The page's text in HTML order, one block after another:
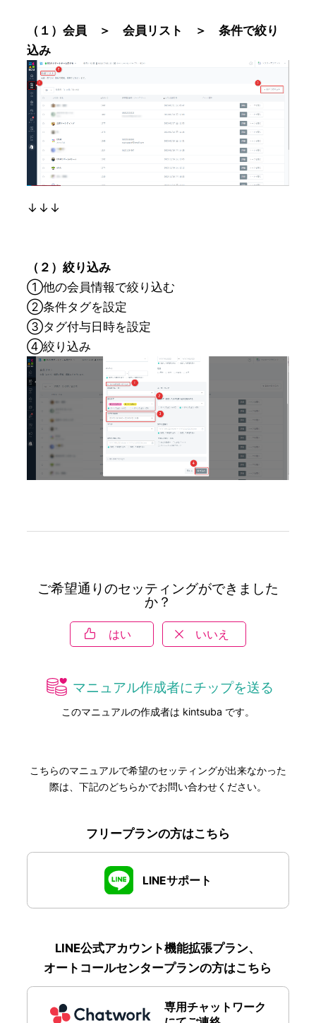
（１）会員　＞　会員リスト　＞　条件で絞り
込み
↓↓↓
（２）絞り込み
①他の会員情報で絞り込む
②条件タグを設定
③タグ付与日時を設定
④絞り込み
ご希望通りのセッティングができました
か？
はい いいえ
マニュアル作成者にチップを送る
このマニュアルの作成者は kintsuba です。
こちらのマニュアルで希望のセッティングが出来なかった
際は、下記のどちらかでお問い合わせください。
フリープランの方はこちら
LINEサポート
LINE公式アカウント機能拡張プラン、
オートコールセンタープランの方はこちら
専用チャットワーク